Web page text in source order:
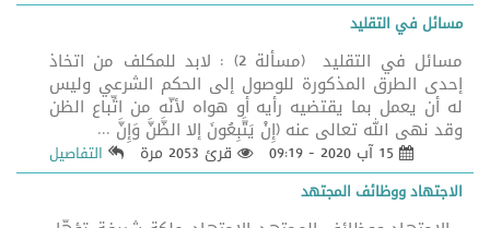
مسائل في التقليد
مسائل في التقليد (مسألة 2) : لابد للمكلف من اتخاذ
إحدى الطرق المذكورة للوصول إلى الحكم الشرعي وليس
له أن يعمل بما يقتضيه رأيه أو هواه لأنّه من اتِّباع الظن
وقد نهى الله تعالى عنه (إِنْ يَتَّبِعُونَ إلا الظَّنَّ وَإِنَّ ...
قرئ 2053 مرة
التفاصيل
الاجتهاد ووظائف المجتهد